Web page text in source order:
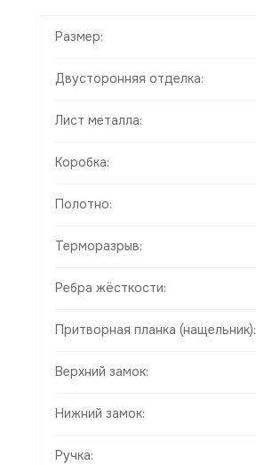
Размер:
Двусторонняя отделка:
Лист металла:
Коробка:
Полотно:
Терморазрыв:
Ребра жёсткости:
Притворная планка (нащельник):
Верхний замок:
Нижний замок:
Ручка: